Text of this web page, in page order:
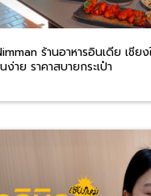
ร้านอาหารอินเดีย เชีย
าย ราคาสบายกระเป๋า